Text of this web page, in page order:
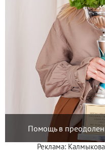
Помощь в
Реклама: